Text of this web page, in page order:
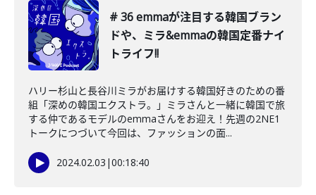
# 36 emmaが注目する韓国ブラン
ドや、ミラ&emmaの韓国定番ナイ
トライフ!!
ハリー杉山と長谷川ミラがお届けする韓国好きのための番
組「深めの韓国エクストラ。」ミラさんと一緒に韓国で旅
する仲であるモデルのemmaさんをお迎え！先週の2NE1
トークにつづいて今回は、ファッションの面...
2024.02.03 |00:18:40